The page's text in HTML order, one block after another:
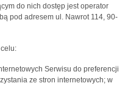
do nich dostęp jest operator
pod adresem ul. Nawrot 114, 90-
Serwisu do preferencji
ze stron internetowych; w